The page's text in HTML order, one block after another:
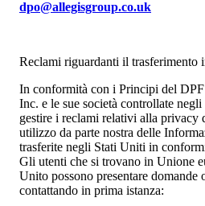
dpo@allegisgroup.co.uk
Reclami riguardanti il trasferimento
In conformità con i Principi del
Inc. e le sue società controllate
gestire i reclami relativi alla privacy
utilizzo da parte nostra delle
trasferite negli Stati Uniti in
Gli utenti che si trovano in Unione
Unito possono presentare
contattando in prima istanza: